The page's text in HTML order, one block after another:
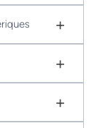
+
+
+